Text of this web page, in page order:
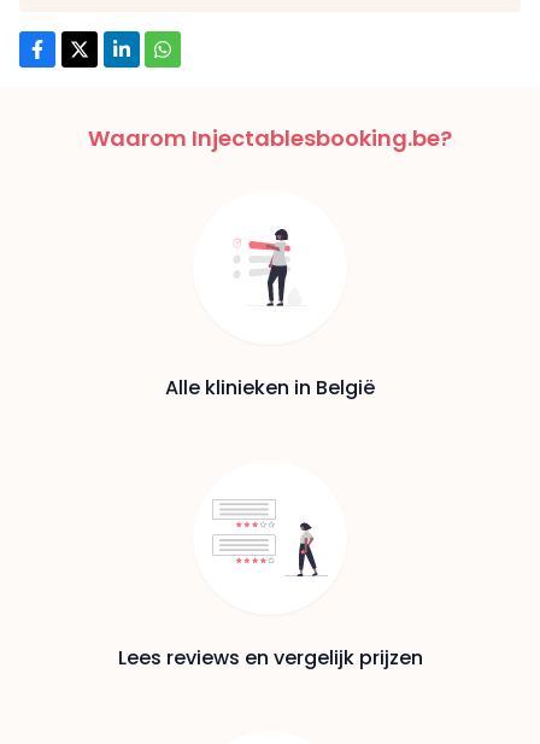
Waarom Injectablesbooking.be?
Alle klinieken in België
Lees reviews en vergelijk prijzen